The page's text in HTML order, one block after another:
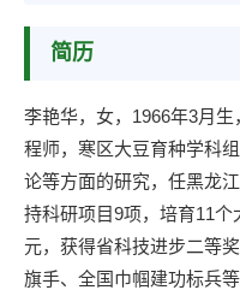
简历
李艳华，女，1966年3月
程师，寒区大豆育种学科
论等方面的研究，任黑龙
持科研项目9项，培育11
元，获得省科技进步二等
旗手、全国巾帼建功标兵等